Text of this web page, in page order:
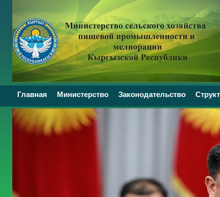
Главная Министерство Законодательство